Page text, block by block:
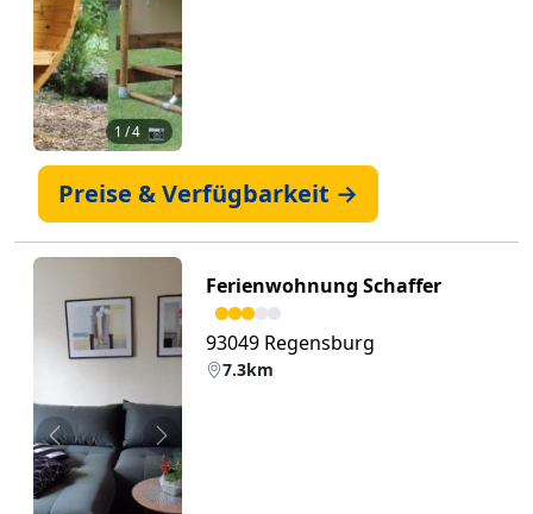
1 / 4 📷
Preise & Verfügbarkeit →
Zurück Weiter
Ferienwohnung Schaffer
93049 Regensburg
7.3km